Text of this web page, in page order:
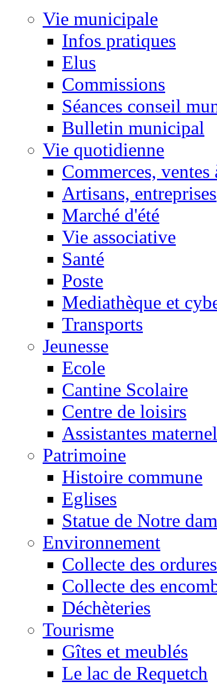
Vie municipale
Infos pratiques
Elus
Commissions
Séances conseil
Bulletin municipal
Vie quotidienne
Commerces, ventes
Artisans, entreprises
Marché d'été
Vie associative
Santé
Poste
Mediathèque et
Transports
Jeunesse
Ecole
Cantine Scolaire
Centre de loisirs
Assistantes
Patrimoine
Histoire commune
Eglises
Statue de Notre
Environnement
Collecte des ordures
Collecte des
Déchèteries
Tourisme
Gîtes et meublés
Le lac de Requetch